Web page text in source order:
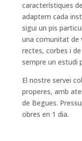
característiques
adaptem cada
sigui un pis
una comunitat de
rectes, corbes i
sempre un estudi
El nostre servei
properes, amb
de Begues.
obres en 1 dia.